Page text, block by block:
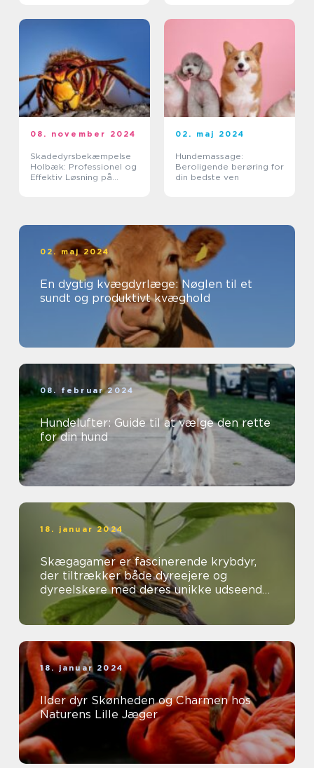
08. november 2024
Skadedyrsbekæmpelse
Holbæk: Professionel og
Effektiv Løsning på
02. maj 2024
Hundemassage:
Beroligende berøring for
din bedste ven
02. maj 2024
En dygtig kvægdyrlæge: Nøglen til et
sundt og produktivt kvæghold
08. februar 2024
Hundelufter: Guide til at vælge den rette
for din hund
18. januar 2024
Skægagamer er fascinerende krybdyr,
der tiltrækker både dyreejere og
dyreelskere med deres unikke udseende
og interessante adfærd
18. januar 2024
Ilder dyr Skønheden og Charmen hos
Naturens Lille Jæger